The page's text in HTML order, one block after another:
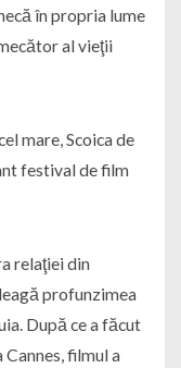
în propria lume
al vieţii
mare, Scoica de
festival de film
relaţiei din
profunzimea
După ce a făcut
filmul a